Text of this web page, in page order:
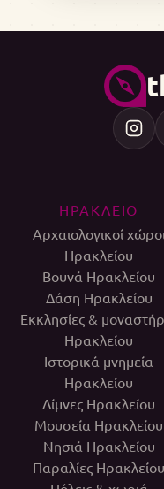
ΗΡΑΚΛΕΙΟ
Αρχαιολογικοί χώροι
Ηρακλείου
Βουνά Ηρακλείου
Δάση Ηρακλείου
Εκκλησίες &
Ηρακλείου
Ιστορικά μνημεία
Ηρακλείου
Λίμνες Ηρακλείου
Μουσεία Ηρακλείου
Νησιά Ηρακλείου
Παραλίες Ηρακλείου